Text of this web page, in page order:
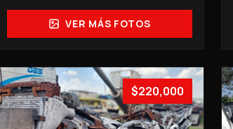
VER MÁS FOTOS
$220,000